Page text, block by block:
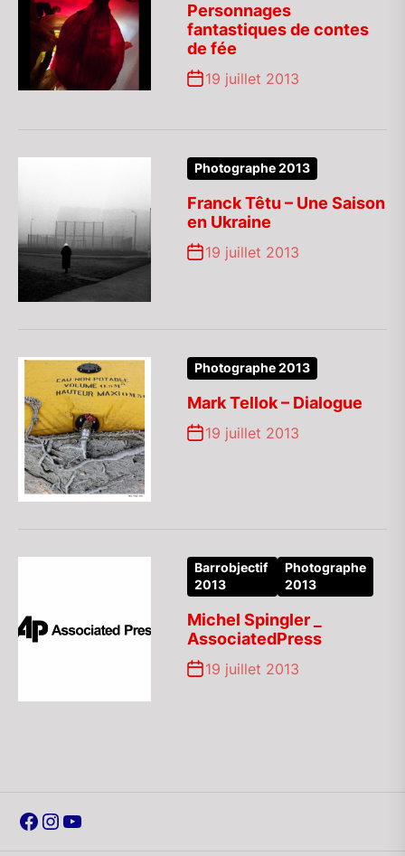
Personnages
fantastiques de contes
de fée
19 juillet 2013
Photographe 2013
Franck Têtu – Une Saison
en Ukraine
19 juillet 2013
Photographe 2013
Mark Tellok – Dialogue
19 juillet 2013
Barrobjectif
2013
Photographe
2013
Michel Spingler _
AssociatedPress
19 juillet 2013
Facebook
Instagram
YouTube